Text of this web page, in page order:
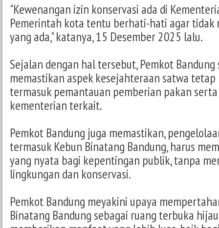
"Kewenangan izin konservasi ada di
Pemerintah kota tentu berhati-hati agar tidak
yang ada," katanya, 15 Desember 2025 lalu.
Sejalan dengan hal tersebut, Pemkot
memastikan aspek kesejahteraan satwa
termasuk pemantauan pemberian pakan
kementerian terkait.
Pemkot Bandung juga memastikan,
termasuk Kebun Binatang Bandung, harus
yang nyata bagi kepentingan publik, tanpa
lingkungan dan konservasi.
Pemkot Bandung meyakini upaya
Binatang Bandung sebagai ruang terbuka